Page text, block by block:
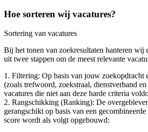
Hoe sorteren wij vacatures?
Sortering van vacatures
Bij het tonen van zoekresultaten hanteren wij
uit twee stappen om de meest relevante
1. Filtering: Op basis van jouw zoekopdracht
(zoals trefwoord, zoekstraal, dienstverband
vacatures die niet aan deze harde criteria
2. Rangschikking (Ranking): De
gerangschikt op basis van een
score wordt als volgt opgebouwd: